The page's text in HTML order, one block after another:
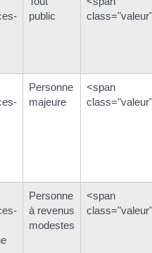
public
Personne
majeure
<span
Personne
à revenus
modestes
<span